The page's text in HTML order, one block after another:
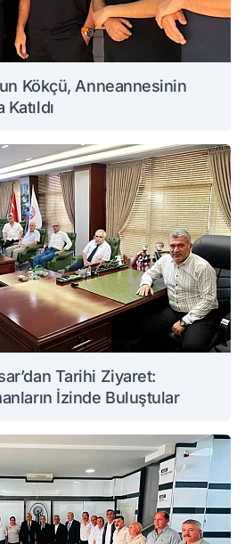
Kökçü, Anneannesinin
Tarihi Ziyaret:
İzinde Buluştular